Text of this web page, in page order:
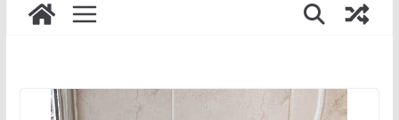
Le nettoyage automobile : l’art de